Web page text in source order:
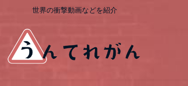
世界の衝撃動画などを紹介